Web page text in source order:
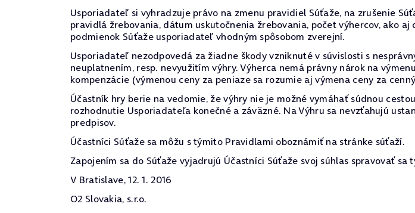
Usporiadateľ si vyhradzuje právo na zmenu pravidiel Súťaže, na zrušenie
pravidlá žrebovania, dátum uskutočnenia žrebovania, počet výhercov, ako
podmienok Súťaže usporiadateľ vhodným spôsobom zverejní.
Usporiadateľ nezodpovedá za žiadne škody vzniknuté v súvislosti s
neuplatnením, resp. nevyužitím výhry. Výherca nemá právny nárok na
kompenzácie (výmenou ceny za peniaze sa rozumie aj výmena ceny za
Účastník hry berie na vedomie, že výhry nie je možné vymáhať súdnou
rozhodnutie Usporiadateľa konečné a záväzné. Na Výhru sa nevzťahujú
predpisov.
Účastníci Súťaže sa môžu s týmito Pravidlami oboznámiť na stránke súťaží.
Zapojením sa do Súťaže vyjadrujú Účastníci Súťaže svoj súhlas spravovať sa
V Bratislave, 12. 1. 2016
O2 Slovakia, s.r.o.